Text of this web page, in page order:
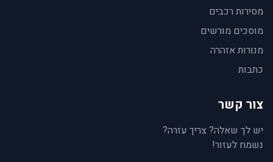
מסירות רכבים
מוסכים מורשים
מנורות אזהרה
כתבות
צור קשר
יש לך שאלה? צריך עזרה?
נשמח לעזור!